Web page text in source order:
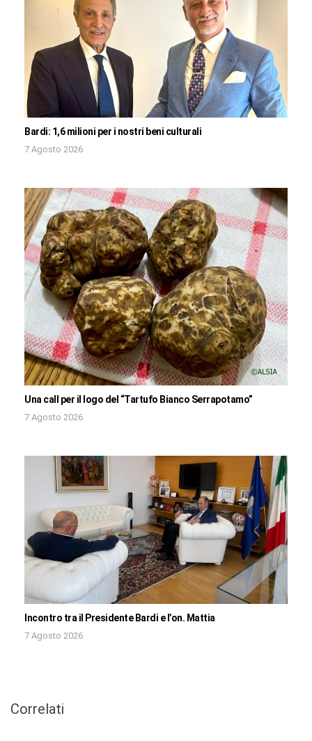
Bardi: 1,6 milioni per i nostri beni culturali
7 Agosto 2026
Una call per il logo del “Tartufo Bianco Serrapotamo”
7 Agosto 2026
Incontro tra il Presidente Bardi e l’on. Mattia
7 Agosto 2026
Correlati